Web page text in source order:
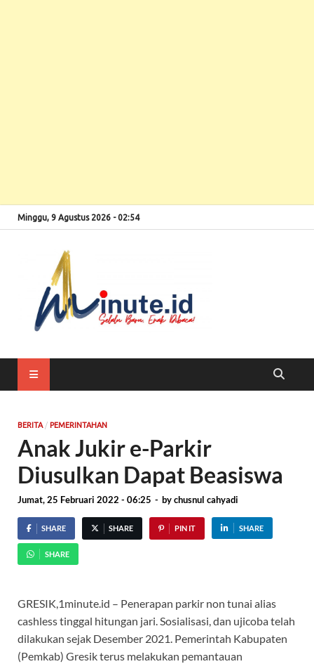
Minggu, 9 Agustus 2026 - 02:54
BERITA/ PEMERINTAHAN
Anak Jukir e-Parkir
Diusulkan Dapat Beasiswa
Jumat, 25 Februari 2022 - 06:25 - bychusnul cahyadi
SHARE SHARE PIN IT SHARE
SHARE
GRESIK,1minute.id – Penerapan parkir non tunai alias
cashless tinggal hitungan jari. Sosialisasi, dan ujicoba telah
dilakukan sejak Desember 2021. Pemerintah Kabupaten
(Pemkab) Gresik terus melakukan pemantauan